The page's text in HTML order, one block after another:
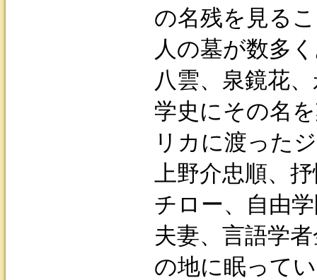
の名残を見る
人の墓が数多
八雲、泉鏡花
学史にその名
リカに渡った
上野介忠順、
チロー、自由
夫妻、言語学
の地に眠って